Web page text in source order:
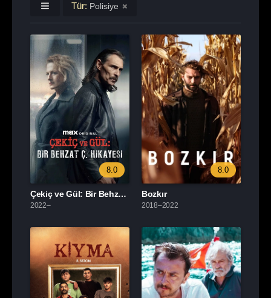
Tür: Polisiye
8.0
Çekiç ve Gül: Bir Behzat Ç. Hikayesi
2022–
8.0
Bozkır
2018–2022